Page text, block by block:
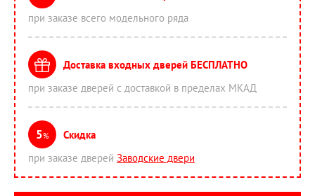
при заказе всего модельного ряда
Доставка входных дверей БЕСПЛАТНО
при заказе дверей с доставкой в пределах МКАД
5%
Скидка
при заказе дверей Заводские двери